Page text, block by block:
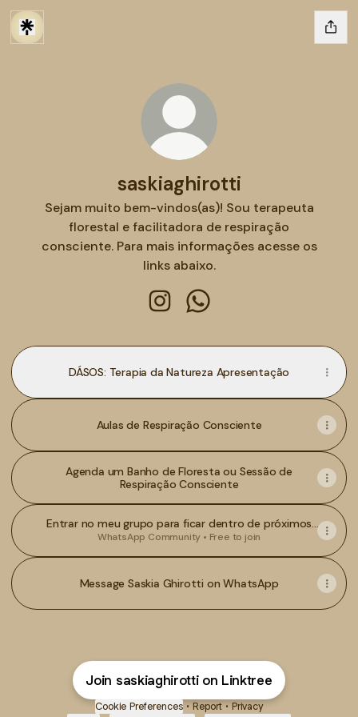
saskiaghirotti
Sejam muito bem-vindos(as)! Sou terapeuta
florestal e facilitadora de respiração
consciente. Para mais informações acesse os
links abaixo.
DÁSOS: Terapia da Natureza Apresentação
Aulas de Respiração Consciente
Agenda um Banho de Floresta ou Sessão de
Respiração Consciente
Entrar no meu grupo para ficar dentro de próximos
eventos e conteúdos sobre terapia florestal e
WhatsApp Community • Free to join
Message Saskia Ghirotti on WhatsApp
Join saskiaghirotti on Linktree
Cookie Preferences • Report • Privacy